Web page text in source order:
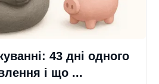
43 дні одного
і що ...